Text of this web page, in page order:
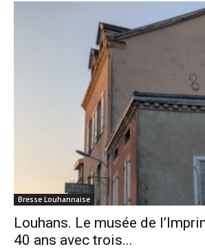
Bresse Louhannaise
Louhans. Le musée de
40 ans avec trois...